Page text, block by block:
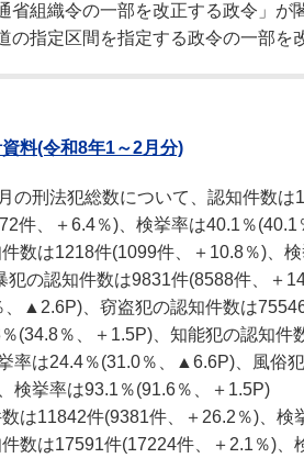
省組織令の一部を改正する政令」
の指定区間を指定する政令の一部
料(令和8年1～2月分)
の刑法犯総数について、認知件数
件、＋6.4％)、検挙率は40.1％(40.1
数は1218件(1099件、＋10.8％)、
犯の認知件数は9831件(8588件、＋
、▲2.6P)、窃盗犯の認知件数は
(34.8％、＋1.5P)、知能犯の認知件
率は24.4％(31.0％、▲6.6P)、風俗
検挙率は93.1％(91.6％、＋1.5P)
は11842件(9381件、＋26.2％)、
数は17591件(17224件、＋2.1％)